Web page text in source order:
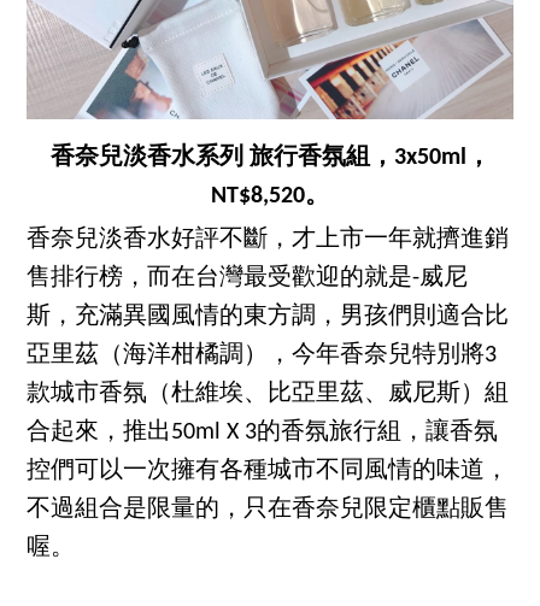
香奈兒淡香水系列 旅行香氛組，3x50ml，
NT$8,520。
香奈兒淡香水好評不斷，才上市一年就擠進銷
售排行榜，而在台灣最受歡迎的就是-威尼
斯，充滿異國風情的東方調，男孩們則適合比
亞里茲（海洋柑橘調），今年香奈兒特別將3
款城市香氛（杜維埃、比亞里茲、威尼斯）組
合起來，推出50ml X 3的香氛旅行組，讓香氛
控們可以一次擁有各種城市不同風情的味道，
不過組合是限量的，只在香奈兒限定櫃點販售
喔。